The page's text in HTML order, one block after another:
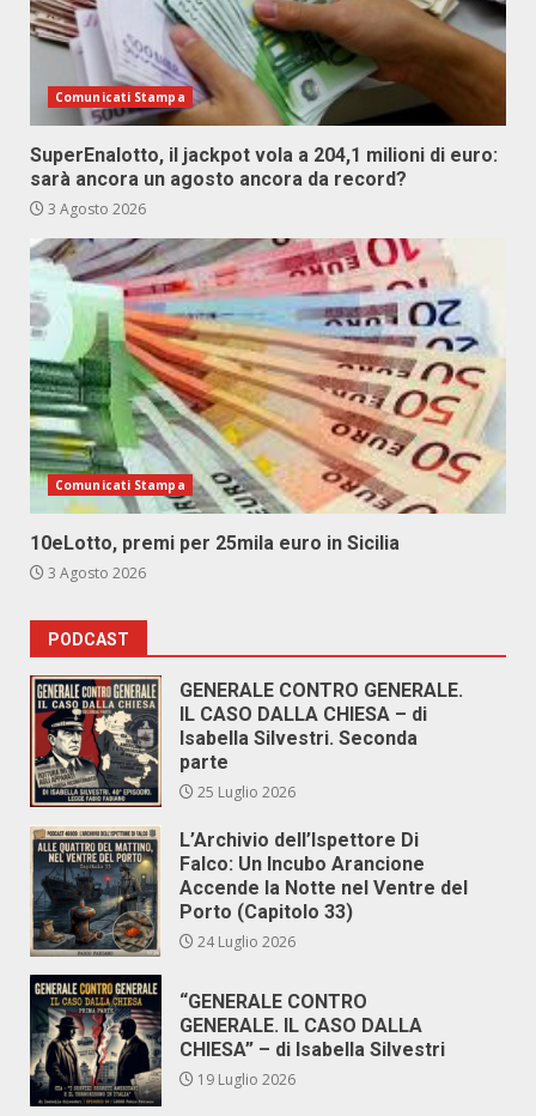
Comunicati Stampa
SuperEnalotto, il jackpot vola a 204,1 milioni di euro:
sarà ancora un agosto ancora da record?
3 Agosto 2026
Comunicati Stampa
10eLotto, premi per 25mila euro in Sicilia
3 Agosto 2026
PODCAST
GENERALE CONTRO GENERALE.
IL CASO DALLA CHIESA – di
Isabella Silvestri. Seconda
parte
25 Luglio 2026
L’Archivio dell’Ispettore Di
Falco: Un Incubo Arancione
Accende la Notte nel Ventre del
Porto (Capitolo 33)
24 Luglio 2026
“GENERALE CONTRO
GENERALE. IL CASO DALLA
CHIESA” – di Isabella Silvestri
19 Luglio 2026